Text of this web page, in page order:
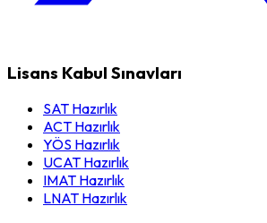
Lisans Kabul Sınavları
SAT Hazırlık
ACT Hazırlık
YÖS Hazırlık
UCAT Hazırlık
IMAT Hazırlık
LNAT Hazırlık